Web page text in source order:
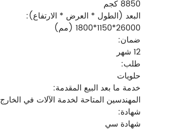
8850 كجم
البعد (الطول * العرض * الارتفاع):
26000*1150*1800 (مم)
ضمان:
12 شهر
طلب:
حلويات
خدمة ما بعد البيع المقدمة:
المهندسين المتاحة لخدمة الآلات في الخارج
شهادة:
شهادة سي